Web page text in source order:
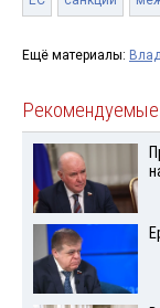
Ещё материалы:
Рекомендуемые